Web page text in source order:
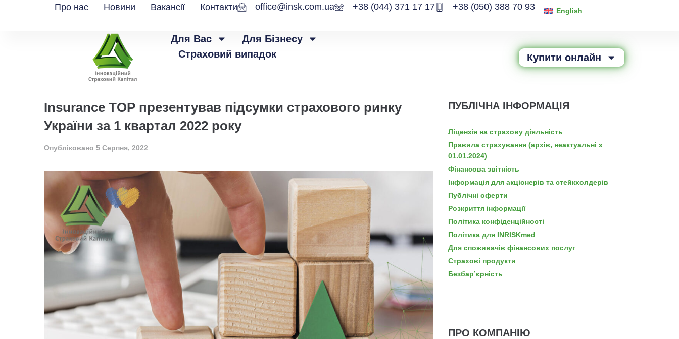
Про нас Новини Вакансії Контакти office@insk.com.ua +38 (044) 371 17 17 +38 (050) 388 70 93 English
Для Вас
Для Бізнесу
Страховий випадок
Купити онлайн
Insurance TOP презентував підсумки cтрахового ринку
України за 1 квартал 2022 року
Опубліковано 5 Серпня, 2022
ПУБЛІЧНА ІНФОРМАЦІЯ
Ліцензія на страхову діяльність
Правила страхування (архів, неактуальні з
01.01.2024)
Фінансова звітність
Інформація для акціонерів та стейкхолдерів
Публічні оферти
Розкриття інформації
Політика конфіденційності
Політика для INRISKmed
Для споживачів фінансових послуг
Страхові продукти
Безбар’єрність
ПРО КОМПАНІЮ